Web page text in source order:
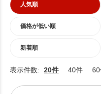
人気順
価格が低い順
新着順
表示件数: 20件 40件